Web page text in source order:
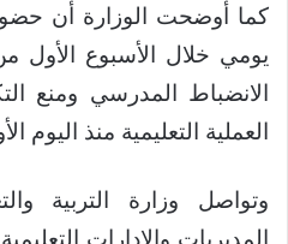
كما أوضحت الوزارة أن
يومي خلال الأسبوع الأول
الانضباط المدرسي ومنع
العملية التعليمية منذ اليوم
وتواصل وزارة التربية
المديريات والإدارات